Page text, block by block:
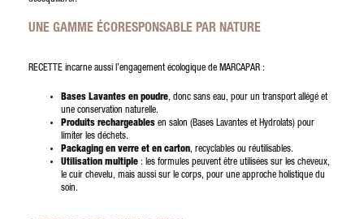
UNE GAMME ÉCORESPONSABLE PAR NATURE
RECETTE incarne aussi l’engagement écologique de MARCAPAR :
Bases Lavantes en poudre, donc sans eau, pour un transport allégé et
une conservation naturelle.
Produits rechargeables en salon (Bases Lavantes et Hydrolats) pour
limiter les déchets.
Packaging en verre et en carton, recyclables ou réutilisables.
Utilisation multiple : les formules peuvent être utilisées sur les cheveux,
le cuir chevelu, mais aussi sur le corps, pour une approche holistique du
soin.